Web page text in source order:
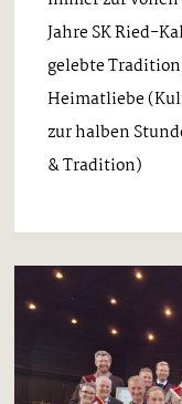
Jahre SK Ried-
gelebte
Heimatliebe
zur halben
& Tradition)